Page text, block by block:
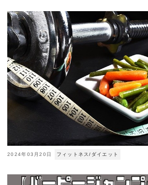
2024年03月20日 フィットネス/ダイエット